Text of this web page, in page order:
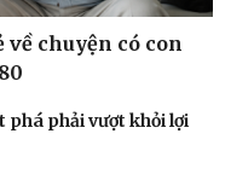
chuyện có con
phá phải vượt khỏi lợi